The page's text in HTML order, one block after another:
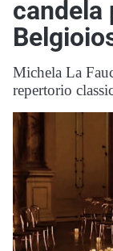
candela
Michela La
repertorio